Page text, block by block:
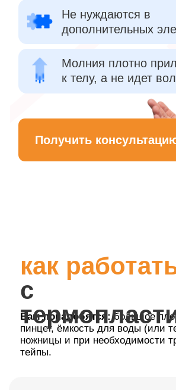
Хотите сравнить
Попробуйте в реальной работе.
Почувствуйте разницу на практике.
Оставьте заявку – мы свяжемся, уточним детали
и отправим образец для тестирования.